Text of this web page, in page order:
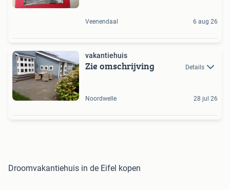
Veenendaal 6 aug 26
vakantiehuis
Zie omschrijving Details
Noordwelle 28 jul 26
Droomvakantiehuis in de Eifel kopen